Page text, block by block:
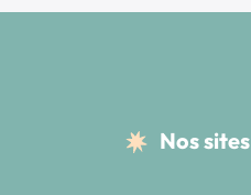
Nos sites